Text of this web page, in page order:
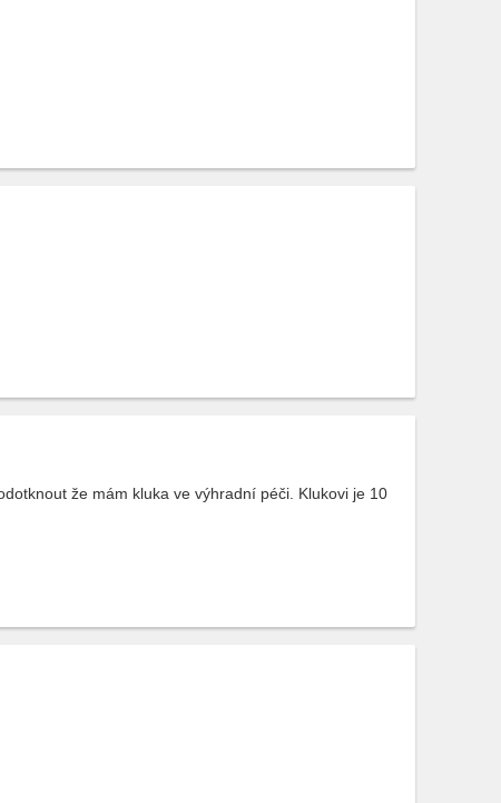
že mám kluka ve výhradní péči. Klukovi je 10